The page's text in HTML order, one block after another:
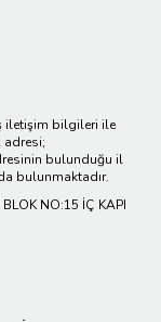
iletişim bilgileri ile
adresi;
bulunduğu il
bulunmaktadır.
NO:15 İÇ KAPI